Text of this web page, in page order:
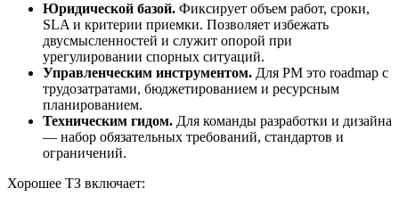
Юридической базой. Фиксирует объем работ, сроки,
SLA и критерии приемки. Позволяет избежать
двусмысленностей и служит опорой при
урегулировании спорных ситуаций.
Управленческим инструментом. Для PM это roadmap с
трудозатратами, бюджетированием и ресурсным
планированием.
Техническим гидом. Для команды разработки и дизайна
— набор обязательных требований, стандартов и
ограничений.
Хорошее ТЗ включает: